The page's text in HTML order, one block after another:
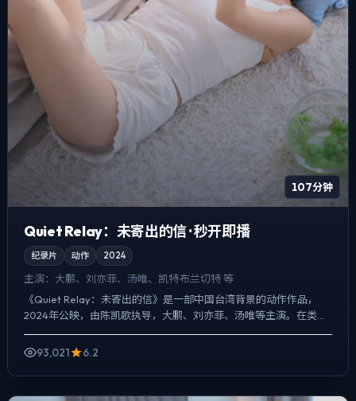
107分钟
Quiet Relay：未寄出的信 · 秒开即播
纪录片 动作 2024
主演： 大鹏、刘亦菲、汤唯、凯特·布兰切特 等
《Quiet Relay：未寄出的信》是一部中国台湾背景的动作作品，
2024年公映，由陈凯歌执导，大鹏、刘亦菲、汤唯等主演。在类型
片框架里埋入作者式旁白与留白，人物在道德灰区反...
93,021
6.2